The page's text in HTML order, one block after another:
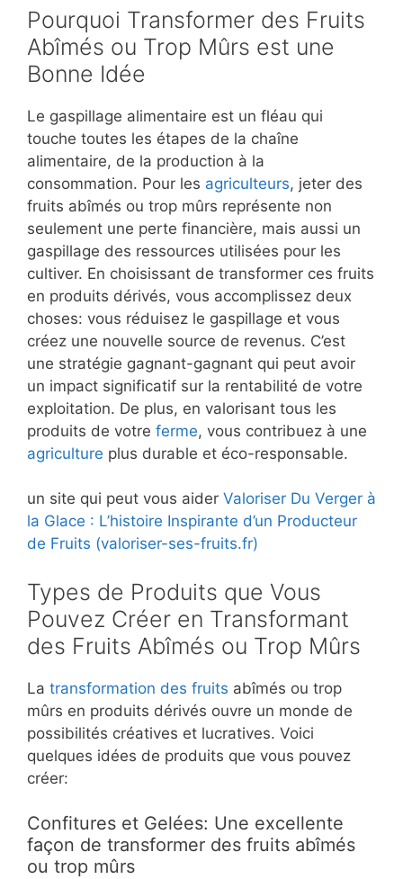
Pourquoi Transformer des Fruits
Abîmés ou Trop Mûrs est une
Bonne Idée
Le gaspillage alimentaire est un fléau qui
touche toutes les étapes de la chaîne
alimentaire, de la production à la
consommation. Pour les agriculteurs, jeter des
fruits abîmés ou trop mûrs représente non
seulement une perte financière, mais aussi un
gaspillage des ressources utilisées pour les
cultiver. En choisissant de transformer ces fruits
en produits dérivés, vous accomplissez deux
choses: vous réduisez le gaspillage et vous
créez une nouvelle source de revenus. C’est
une stratégie gagnant-gagnant qui peut avoir
un impact significatif sur la rentabilité de votre
exploitation. De plus, en valorisant tous les
produits de votre ferme, vous contribuez à une
agriculture plus durable et éco-responsable.
un site qui peut vous aider Valoriser Du Verger à
la Glace : L’histoire Inspirante d’un Producteur
de Fruits (valoriser-ses-fruits.fr)
Types de Produits que Vous
Pouvez Créer en Transformant
des Fruits Abîmés ou Trop Mûrs
La transformation des fruits abîmés ou trop
mûrs en produits dérivés ouvre un monde de
possibilités créatives et lucratives. Voici
quelques idées de produits que vous pouvez
créer:
Confitures et Gelées: Une excellente
façon de transformer des fruits abîmés
ou trop mûrs